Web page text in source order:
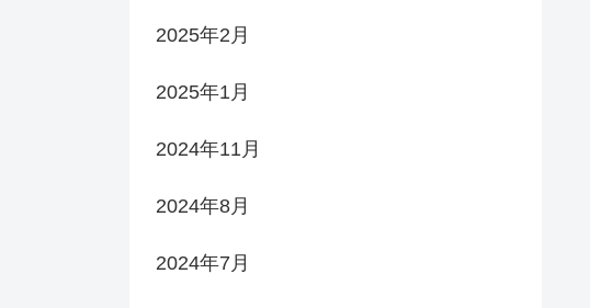
2025年2月
2025年1月
2024年11月
2024年8月
2024年7月